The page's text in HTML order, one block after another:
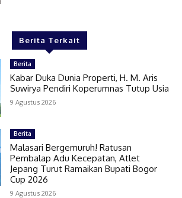
Berita Terkait
Berita
Kabar Duka Dunia Properti, H. M. Aris
Suwirya Pendiri Koperumnas Tutup Usia
9 Agustus 2026
Berita
Malasari Bergemuruh! Ratusan
Pembalap Adu Kecepatan, Atlet
Jepang Turut Ramaikan Bupati Bogor
Cup 2026
9 Agustus 2026